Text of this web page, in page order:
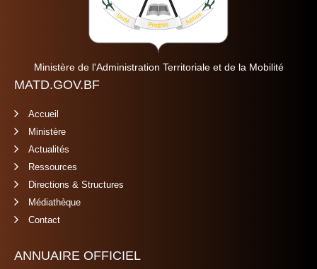
Ministère de l'Administration Territoriale et de la Mobilité
MATD.GOV.BF
Accueil
Ministère
Actualités
Ressources
Directions & Structures
Médiathèque
Contact
ANNUAIRE OFFICIEL